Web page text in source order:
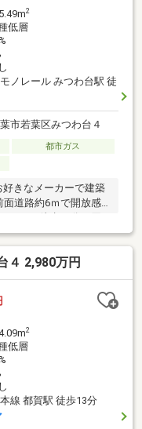
2
低層
ノレール みつわ台駅 徒
市若葉区みつわ台４
都市ガス
きなメーカーで建築
道路約6ｍで開放感
４ 2,980万円
2
低層
線 都賀駅 徒歩13分